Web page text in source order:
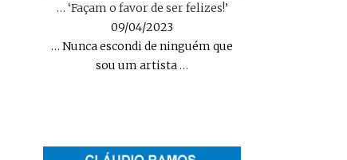
… ‘Façam o favor de ser felizes!’
09/04/2023
… Nunca escondi de ninguém que
sou um artista…